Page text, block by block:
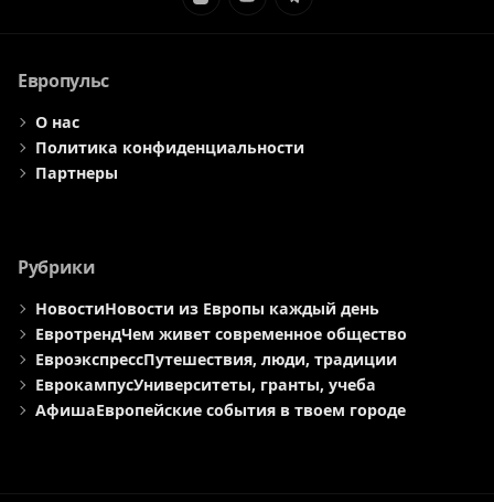
ЭлементЭлементЭлемент
Европульс
О нас
Политика конфиденциальности
Партнеры
Рубрики
НовостиНовости из Европы каждый день
ЕвротрендЧем живет современное общество
ЕвроэкспрессПутешествия, люди, традиции
ЕврокампусУниверситеты, гранты, учеба
АфишаЕвропейские события в твоем городе